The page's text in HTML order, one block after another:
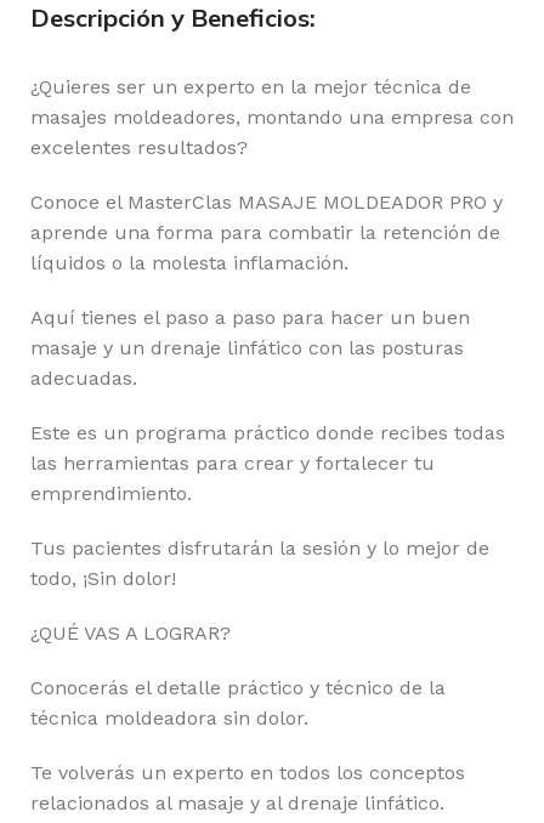
Descripción y Beneficios:
¿Quieres ser un experto en la mejor técnica de
masajes moldeadores, montando una empresa con
excelentes resultados?
Conoce el MasterClas MASAJE MOLDEADOR PRO y
aprende una forma para combatir la retención de
líquidos o la molesta inflamación.
Aquí tienes el paso a paso para hacer un buen
masaje y un drenaje linfático con las posturas
adecuadas.
Este es un programa práctico donde recibes todas
las herramientas para crear y fortalecer tu
emprendimiento.
Tus pacientes disfrutarán la sesión y lo mejor de
todo, ¡Sin dolor!
¿QUÉ VAS A LOGRAR?
Conocerás el detalle práctico y técnico de la
técnica moldeadora sin dolor.
Te volverás un experto en todos los conceptos
relacionados al masaje y al drenaje linfático.